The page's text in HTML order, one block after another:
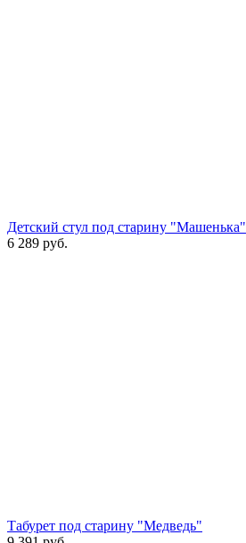
Детский стул под старину "Машенька"
6 289 руб.
Табурет под старину "Медведь"